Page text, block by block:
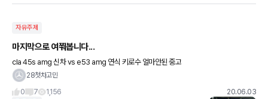
자유주제
마지막으로 여쭤봅니다...
cla 45s amg 신차 vs e53 amg 연식 키로수 얼마안된 중고
28첫차고민
0
7 1,156 20.06.03